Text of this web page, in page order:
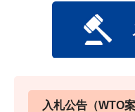
入札公告（WTO案